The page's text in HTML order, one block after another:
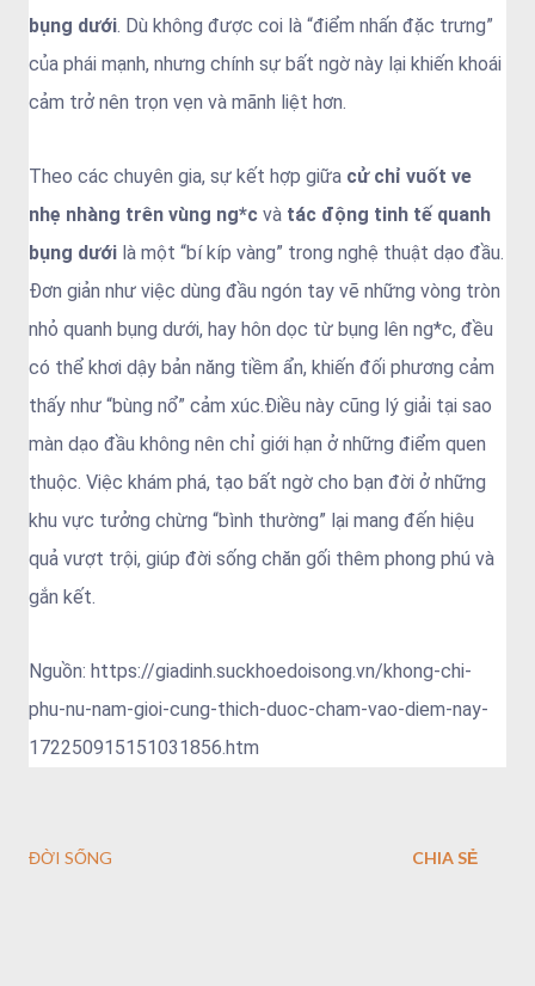
bụng dưới . Dù không được coi là “điểm nhấn đặc trưng”
của phái mạnh, nhưng chính sự bất ngờ này lại khiến khoái
cảm trở nên trọn vẹn và mãnh liệt hơn.
Theo các chuyên gia, sự kết hợp giữa cử chỉ vuốt ve
nhẹ nhàng trên vùng ng*c và tác động tinh tế quanh
bụng dưới là một “bí kíp vàng” trong nghệ thuật dạo đầu.
Đơn giản như việc dùng đầu ngón tay vẽ những vòng tròn
nhỏ quanh bụng dưới, hay hôn dọc từ bụng lên ng*c, đều
có thể khơi dậy bản năng tiềm ẩn, khiến đối phương cảm
thấy như “bùng nổ” cảm xúc.Điều này cũng lý giải tại sao
màn dạo đầu không nên chỉ giới hạn ở những điểm quen
thuộc. Việc khám phá, tạo bất ngờ cho bạn đời ở những
khu vực tưởng chừng “bình thường” lại mang đến hiệu
quả vượt trội, giúp đời sống chăn gối thêm phong phú và
gắn kết.
Nguồn: https://giadinh.suckhoedoisong.vn/khong-chi-
phu-nu-nam-gioi-cung-thich-duoc-cham-vao-diem-nay-
172250915151031856.htm
ĐỜI SỐNG CHIA SẺ